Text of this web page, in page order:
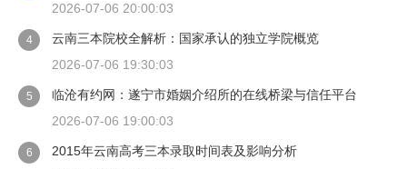
2026-07-06 20:00:03
4
云南三本院校全解析：国家承认的独立学院概览
2026-07-06 19:30:03
5
临沧有约网：遂宁市婚姻介绍所的在线桥梁与信任平台
2026-07-06 19:00:03
6
2015年云南高考三本录取时间表及影响分析